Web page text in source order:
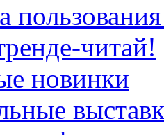
читай!
новинки